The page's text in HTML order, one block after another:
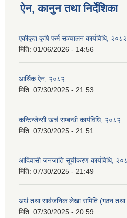
ऐन, कानुन तथा निर्देशिका
एकीकृत कृषि फर्म सञ्चालन कार्यविधि, २०८२
मिति: 01/06/2026 - 14:56
आर्थिक ऐन, २०८२
मिति: 07/30/2025 - 21:53
कन्टिन्जेन्सी खर्च सम्बन्धी कार्यविधि, २०८२
मिति: 07/30/2025 - 21:51
आदिवासी जनजाति सूचीकरण कार्यविधि,
मिति: 07/30/2025 - 21:49
अर्थ तथा सार्वजनिक लेखा समिति (गठन
मिति: 07/30/2025 - 20:59